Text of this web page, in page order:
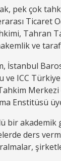
pek çok
Ticaret
Tahran
ve
İstanbul
ve ICC
Enstitüsü
bir akademik
ders